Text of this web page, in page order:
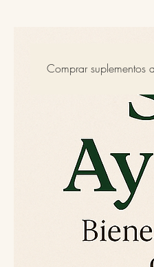
Comprar suplementos